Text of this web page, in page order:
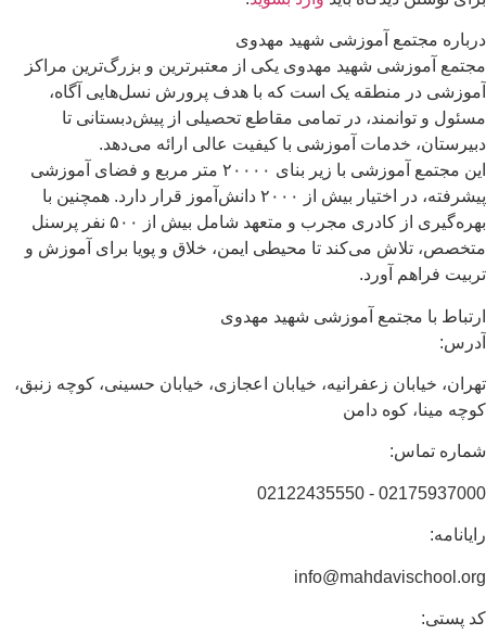
درباره مجتمع آموزشی شهید مهدوی
مجتمع آموزشی شهید مهدوی یکی از معتبرترین و بزرگ‌ترین مراکز
آموزشی در منطقه یک است که با هدف پرورش نسل‌هایی آگاه،
مسئول و توانمند، در تمامی مقاطع تحصیلی از پیش‌دبستانی تا
دبیرستان، خدمات آموزشی با کیفیت عالی ارائه می‌دهد.
این مجتمع آموزشی با زیر بنای ۲۰۰۰۰ متر مربع و فضای آموزشی
پیشرفته، در اختیار بیش از ۲۰۰۰ دانش‌آموز قرار دارد. همچنین با
بهره‌گیری از کادری مجرب و متعهد شامل بیش از ۵۰۰ نفر پرسنل
متخصص، تلاش می‌کند تا محیطی ایمن، خلاق و پویا برای آموزش و
تربیت فراهم آورد.
ارتباط با مجتمع آموزشی شهید مهدوی
آدرس:
تهران، خیابان زعفرانیه، خیابان اعجازی، خیابان حسینی، کوچه زنبق،
کوچه مینا، کوه دامن
شماره تماس:
02175937000 - 02122435550
رایانامه:
info@mahdavischool.org
کد پستی: